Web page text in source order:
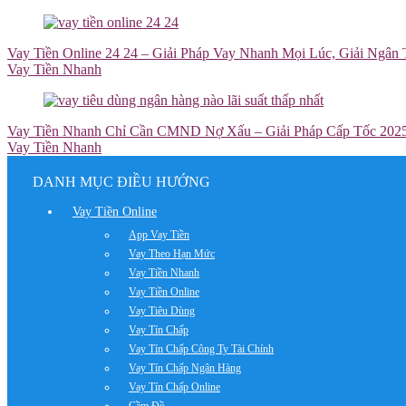
Vay Tiền Online 24 24 – Giải Pháp Vay Nhanh Mọi Lúc, Giải Ngân
Vay Tiền Nhanh
Vay Tiền Nhanh Chỉ Cần CMND Nợ Xấu – Giải Pháp Cấp Tốc
Vay Tiền Nhanh
DANH MỤC ĐIỀU HƯỚNG
Vay Tiền Online
App Vay Tiền
Vay Theo Hạn Mức
Vay Tiền Nhanh
Vay Tiền Online
Vay Tiêu Dùng
Vay Tín Chấp
Vay Tín Chấp Công Ty Tài Chính
Vay Tín Chấp Ngân Hàng
Vay Tín Chấp Online